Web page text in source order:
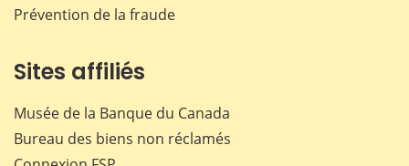
Prévention de la fraude
Sites affiliés
Musée de la Banque du Canada
Bureau des biens non réclamés